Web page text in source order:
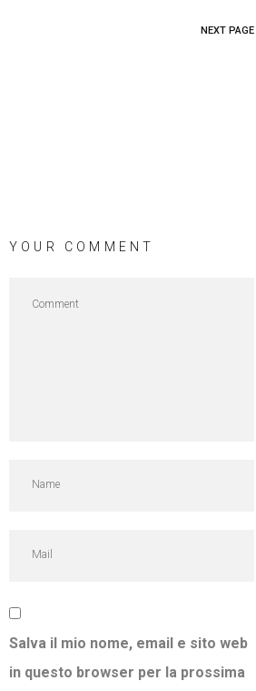
NEXT PAGE
YOUR COMMENT
Salva il mio nome, email e sito web
in questo browser per la prossima